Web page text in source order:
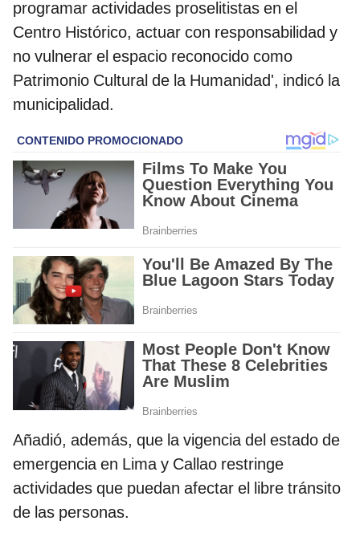
programar actividades proselitistas en el
Centro Histórico, actuar con responsabilidad y
no vulnerar el espacio reconocido como
Patrimonio Cultural de la Humanidad', indicó la
municipalidad.
Añadió, además, que la vigencia del estado de
emergencia en Lima y Callao restringe
actividades que puedan afectar el libre tránsito
de las personas.